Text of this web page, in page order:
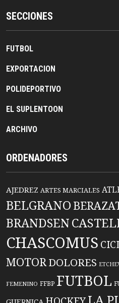
SECCIONES
FUTBOL
EXPORTACION
POLIDEPORTIVO
EL SUPLENTOON
ARCHIVO
ORDENADORES
AJEDREZ ARTES MARCIALES
BELGRANO
BRANDSEN
CHASCOMUS
MOTORDOLORES
FEMENINO FFBP FUTBOL